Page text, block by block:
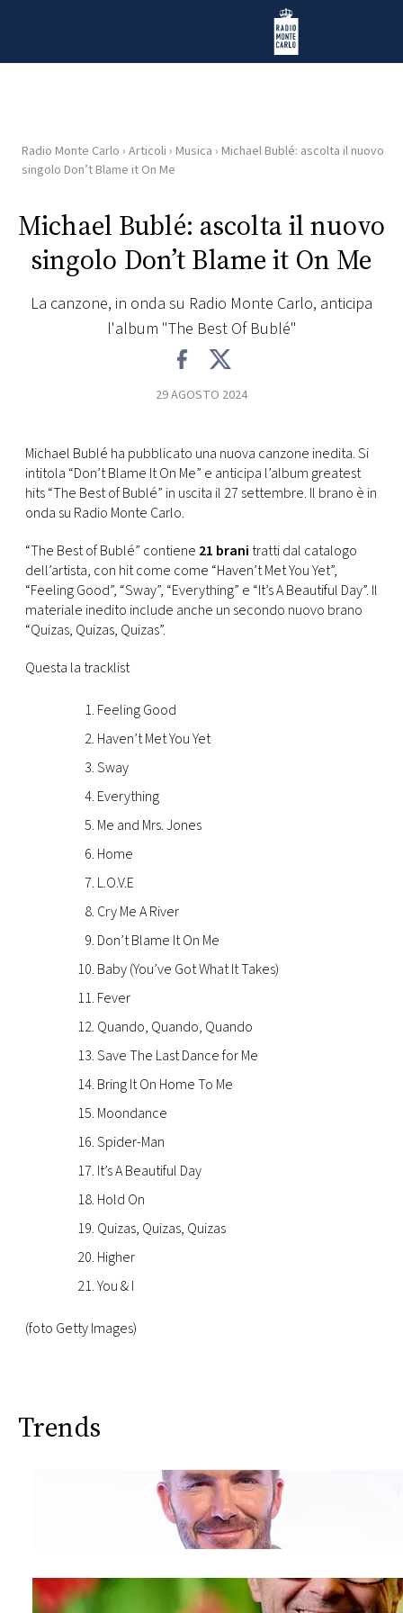
Radio Monte Carlo
HOME
RADIO
WEB
RADIO
CONCORSI
EVENTI
VIDEO
PRINCIPATO
MONACO
Radio Monte Carlo › Articoli › Musica › Michael Bublé: ascolta il nuovo
singolo Don’t Blame it On Me
Michael Bublé: ascolta il nuovo
singolo Don’t Blame it On Me
La canzone, in onda su Radio Monte Carlo, anticipa
l'album "The Best Of Bublé"
29 AGOSTO 2024
Michael Bublé ha pubblicato una nuova canzone inedita. Si
intitola “Don’t Blame It On Me” e anticipa l’album greatest
hits “The Best of Bublé” in uscita il 27 settembre. Il brano è in
onda su Radio Monte Carlo.
“The Best of Bublé” contiene 21 brani tratti dal catalogo
dell’artista, con hit come come “Haven’t Met You Yet”,
“Feeling Good”, “Sway”, “Everything” e “It’s A Beautiful Day”. Il
materiale inedito include anche un secondo nuovo brano
“Quizas, Quizas, Quizas”.
Questa la tracklist
Feeling Good
Haven’t Met You Yet
Sway
Everything
Me and Mrs. Jones
Home
L.O.V.E
Cry Me A River
Don’t Blame It On Me
Baby (You’ve Got What It Takes)
Fever
Quando, Quando, Quando
Save The Last Dance for Me
Bring It On Home To Me
Moondance
Spider-Man
It’s A Beautiful Day
Hold On
Quizas, Quizas, Quizas
Higher
You & I
(foto Getty Images)
Trends